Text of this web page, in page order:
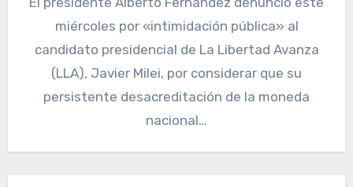
miércoles por «intimidación pública» al
candidato presidencial de La Libertad Avanza
(LLA), Javier Milei, por considerar que su
persistente desacreditación de la moneda
nacional…